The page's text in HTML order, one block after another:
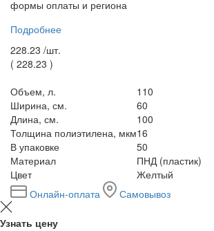
формы оплаты и региона
Подробнее
228.23 /шт.
( 228.23 )
Объем, л.
110
Ширина, см.
60
Длина, см.
100
Толщина полиэтилена, мкм16
В упаковке
50
Материал
ПНД (пластик)
Цвет
Желтый
Онлайн-оплата
Самовывоз
Узнать цену